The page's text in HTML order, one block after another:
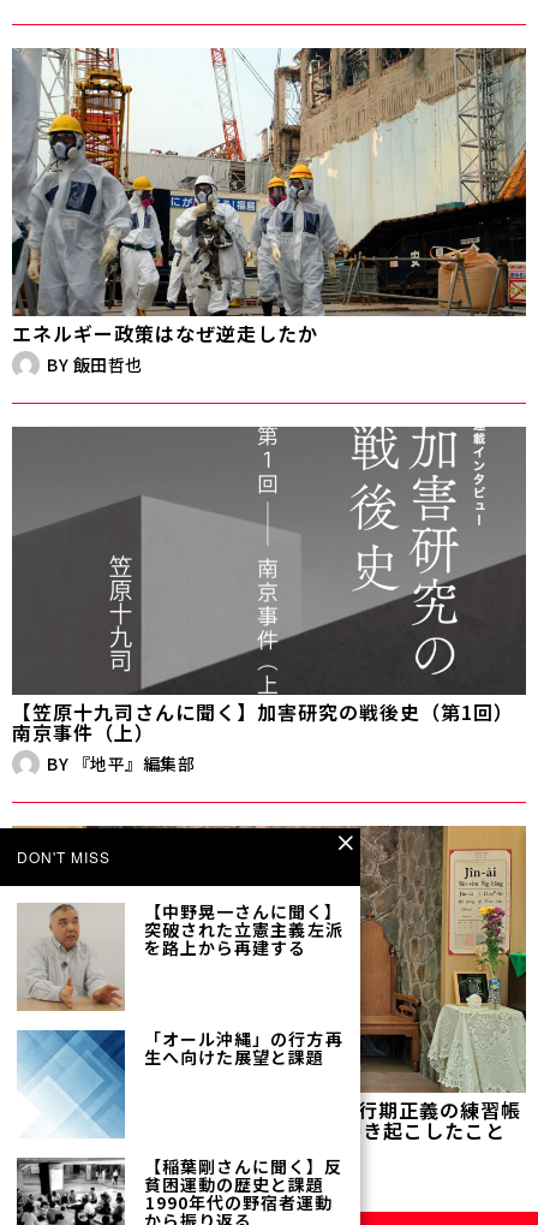
エネルギー政策はなぜ逆走したか
BY 飯田哲也
【笠原十九司さんに聞く】加害研究の戦後史（第1回）
南京事件（上）
BY 『地平』編集部
【連載】台湾・麗しの島だより——移行期正義の練習帳
（第22回）「林宅血案」の映画化が巻き起こしたこと
BY栖来ひかり
DON'T MISS
【中野晃一さんに聞く】
突破された立憲主義――左派
を路上から再建する
「オール沖縄」の行方――再
生へ向けた展望と課題
【稲葉剛さんに聞く】反
貧困運動の歴史と課題
――1990年代の野宿者運動
から振り返る